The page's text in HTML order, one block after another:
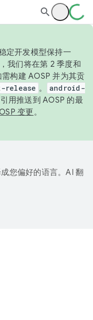
定开发模型保持一
我们将在第 2 季度和
构建 AOSP 并为其贡
release 。
android-
用推送到 AOSP 的最
变更。
您偏好的语言。AI 翻